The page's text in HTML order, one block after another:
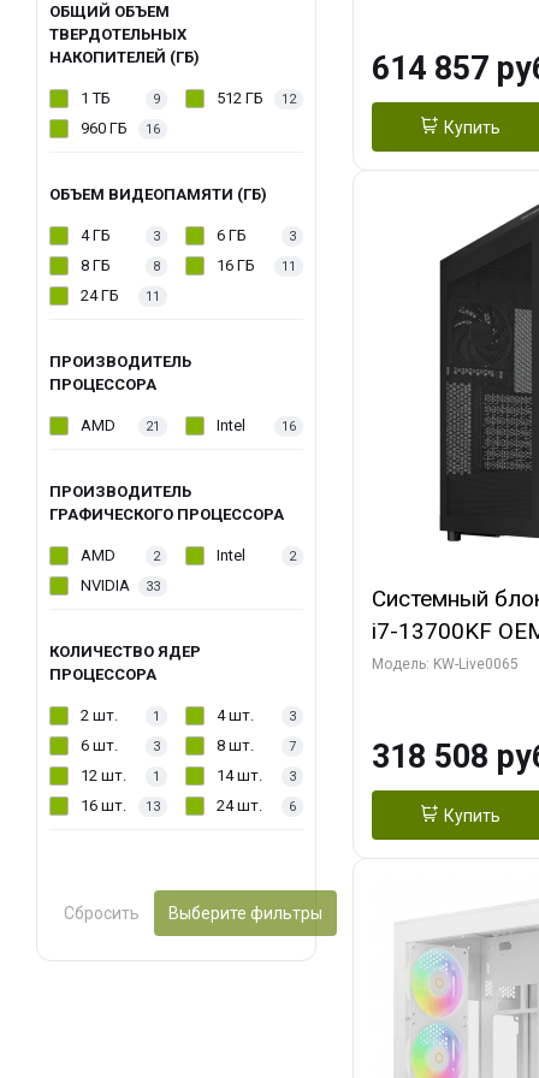
ОБЩИЙ ОБЪЕМ
ТВЕРДОТЕЛЬНЫХ
НАКОПИТЕЛЕЙ (ГБ)
1 ТБ 9 512 ГБ 12
960 ГБ 16
ОБЪЕМ ВИДЕОПАМЯТИ (ГБ)
4 ГБ 3 6 ГБ 3
8 ГБ 8 16 ГБ 11
24 ГБ 11
ПРОИЗВОДИТЕЛЬ
ПРОЦЕССОРА
AMD 21 Intel 16
ПРОИЗВОДИТЕЛЬ
ГРАФИЧЕСКОГО ПРОЦЕССОРА
AMD 2 Intel 2
NVIDIA 33
КОЛИЧЕСТВО ЯДЕР
ПРОЦЕССОРА
2 шт. 1 4 шт. 3
6 шт. 3 8 шт. 7
12 шт. 1 14 шт. 3
16 шт. 13 24 шт. 6
Сбросить Выберите фильтры
Turbo/ 1 ТБ
614 857
Купить
Системный
i7-13700KF
7, C16 8EC/
2/ 1 ТБ SSD)
Модель: KW-Live0065
318 508
Купить